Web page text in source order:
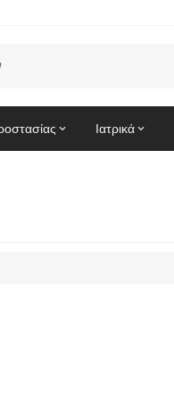
Ιατρικά